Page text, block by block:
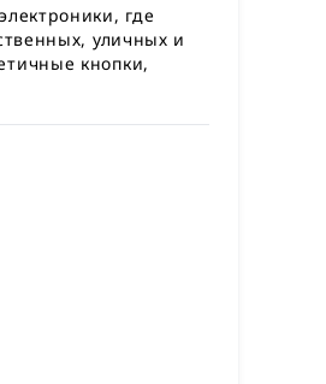
где
уличных и
кнопки,